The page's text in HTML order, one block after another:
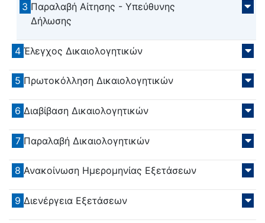
3 Παραλαβή Αίτησης - Υπεύθυνης
Δήλωσης
4 Έλεγχος Δικαιολογητικών
5 Πρωτοκόλληση Δικαιολογητικών
6 Διαβίβαση Δικαιολογητικών
7 Παραλαβή Δικαιολογητικών
8 Ανακοίνωση Ημερομηνίας Εξετάσεων
9 Διενέργεια Εξετάσεων